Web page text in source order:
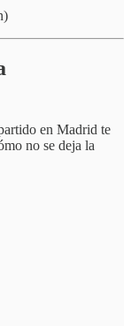
en Madrid te
no se deja la